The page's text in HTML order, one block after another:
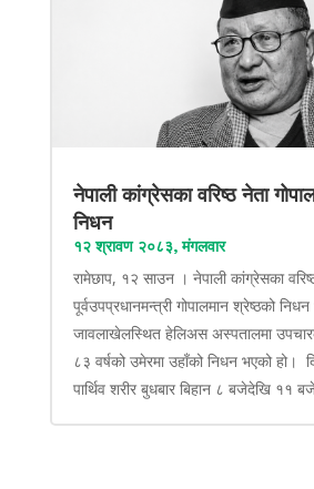
नेपाली कांग्रेसका वरिष्ठ नेता
निधन
१२ श्रावण २०८३, मंगलवार
रामेछाप, १२ साउन । नेपाली कांग्रेसका
पूर्वउपप्रधानमन्त्री गोपालमान श्रेष्ठको
जावलाखेलस्थित हेलिअस अस्पतालमा
८३ वर्षको उमेरमा उहाँको निधन भएको हो।
पार्थिव शरीर बुधबार बिहान ८ बजेदेखि ११